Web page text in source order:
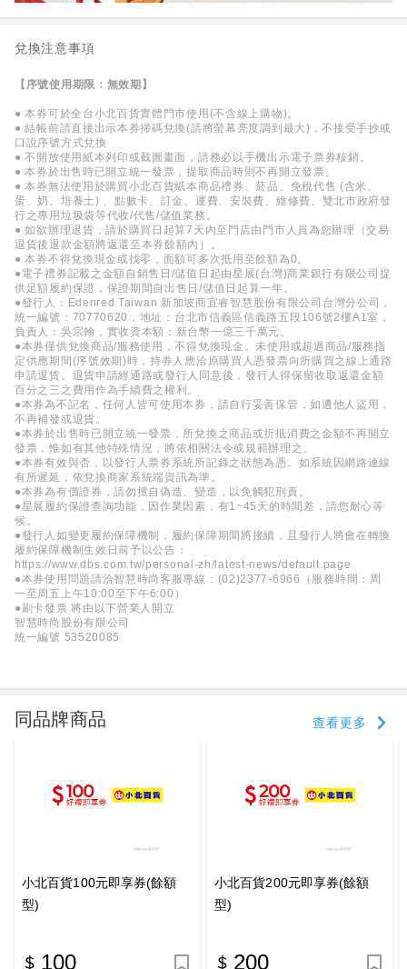
兌換注意事項
【序號使用期限：無效期】
● 本券可於全台小北百貨實體門市使用(不含線上購物)。
● 結帳前請直接出示本券掃碼兌換(請將螢幕亮度調到最大)，不接受手抄或
口說序號方式兌換
● 不開放使用紙本列印或截圖畫面，請務必以手機出示電子票券核銷。
● 本券於出售時已開立統一發票，提取商品時則不再開立發票。
● 本券無法使用於購買小北百貨紙本商品禮券、菸品、免稅代售 (含米、
蛋、奶、培養土) 、點數卡、訂金、運費、安裝費、維修費、雙北市政府發
行之專用垃圾袋等代收/代售/儲值業務。
● 如欲辦理退貨，請於購買日起算7天內至門店由門市人員為您辦理（交易
退貨後退款金額將返還至本券餘額內）。
● 本券不得兌換現金或找零，面額可多次抵用至餘額為0。
●電子禮券記載之金額自銷售日/儲值日起由星展(台灣)商業銀行有限公司提
供足額履約保證，保證期間自出售日/儲值日起算一年。
●發行人：Edenred Taiwan 新加坡商宜睿智慧股份有限公司台灣分公司，
統一編號：70770620，地址：台北市信義區信義路五段106號2樓A1室，
負責人：吳宗翰，實收資本額：新台幣一億三千萬元。
●本券僅供兌換商品/服務使用，不得兌換現金。未使用或超過商品/服務指
定供應期間(序號效期)時，持券人應洽原購買人憑發票向所購買之線上通路
申請退貨。退貨申請經通路或發行人同意後，發行人得保留收取返還金額
百分之三之費用作為手續費之權利。
●本券為不記名，任何人皆可使用本券，請自行妥善保管，如遭他人盜用，
不再補發或退貨。
●本券於出售時已開立統一發票，所兌換之商品或折抵消費之金額不再開立
發票，惟如有其他特殊情況，將依相關法令或規範辦理之。
●本券有效與否，以發行人票券系統所記錄之狀態為憑。如系統因網路連線
有所遲延，依兌換商家系統端資訊為準。
●本券為有價證券，請勿擅自偽造、變造，以免觸犯刑責。
●星展履約保證查詢功能，因作業因素，有1~45天的時間差，請您耐心等
候。
●發行人如變更履約保障機制，履約保障期間將接續，且發行人將會在轉換
履約保障機制生效日前予以公告：
https://www.dbs.com.tw/personal-zh/latest-news/default.page
●本券使用問題請洽智慧時尚客服專線：(02)2377-6966（服務時間：周
一至周五上午10:00至下午6:00）
●刷卡發票 將由以下營業人開立
智慧時尚股份有限公司
統一編號 53520085
同品牌商品 查看更多
小北百貨100元即享券(餘額
型)
100
小北百貨200元即享券(餘額
型)
200